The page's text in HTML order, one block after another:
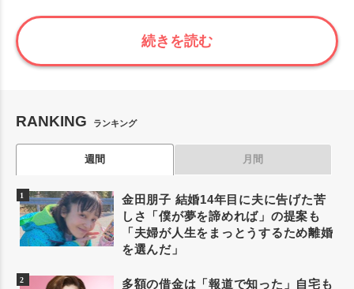
続きを読む
RANKING ランキング
週間 月間
金田朋子 結婚14年目に夫に告げた苦
しさ「僕が夢を諦めれば」の提案も
「夫婦が人生をまっとうするため離婚
を選んだ」
多額の借金は「報道で知った」自宅も